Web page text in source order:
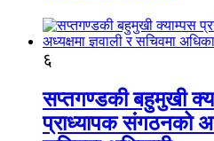
६
सप्तगण्डकी बहुमुखी
प्राध्यापक संगठनको